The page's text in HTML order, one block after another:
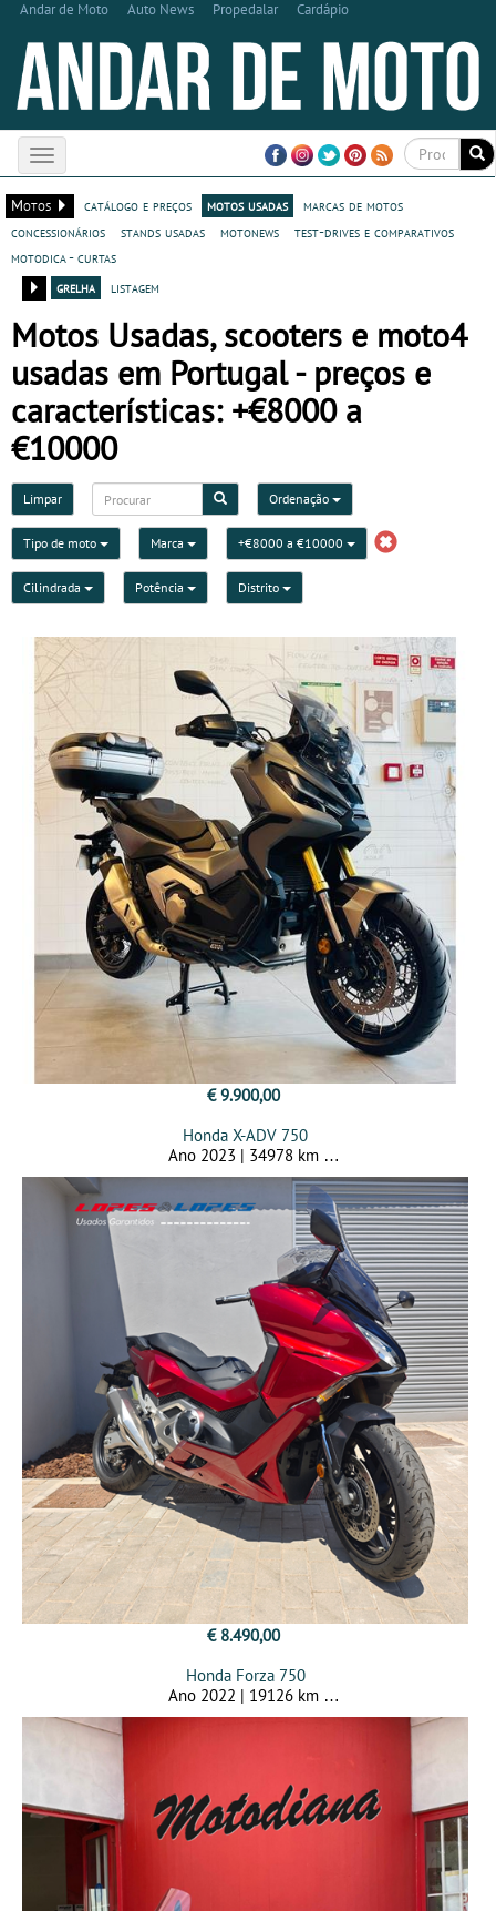
Andar de Moto Auto News Propedalar Cardápio
Toggle
navigation
Motos
catálogo e preços motos usadas
marcas de motos
concessionários
stands usadas motonews
test-drives e comparativos
motodica - curtas
grelha
listagem
Motos Usadas, scooters e moto4
usadas em Portugal - preços e
características: +€8000 a
€10000
Limpar Ordenação
Tipo de moto Marca +€8000 a €10000
Cilindrada Potência Distrito
€ 9.900,00
Honda X-ADV 750
Ano 2023 | 34978 km
€ 8.490,00
Honda Forza 750
Ano 2022 | 19126 km